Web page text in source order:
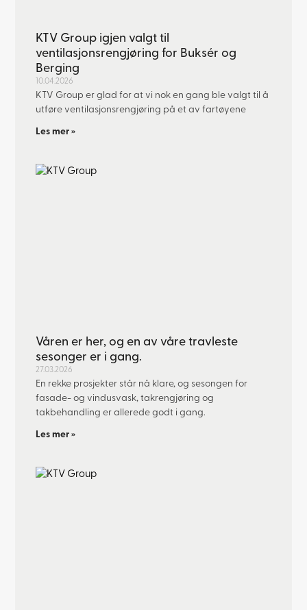
KTV Group igjen valgt til
ventilasjonsrengjøring for Buksér og
Berging
10.04.2026
KTV Group er glad for at vi nok en gang ble valgt til å
utføre ventilasjonsrengjøring på et av fartøyene
Les mer »
Våren er her, og en av våre travleste
sesonger er i gang.
27.03.2026
En rekke prosjekter står nå klare, og sesongen for
fasade- og vindusvask, takrengjøring og
takbehandling er allerede godt i gang.
Les mer »